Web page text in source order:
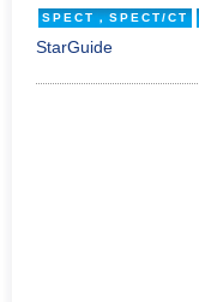
SPECT，SPECT/CT
StarGuide